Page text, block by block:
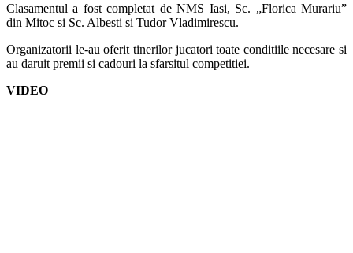
Clasamentul a fost completat de NMS Iasi, Sc. „Florica Murariu”
din Mitoc si Sc. Albesti si Tudor Vladimirescu.
Organizatorii le-au oferit tinerilor jucatori toate conditiile necesare si
au daruit premii si cadouri la sfarsitul competitiei.
VIDEO